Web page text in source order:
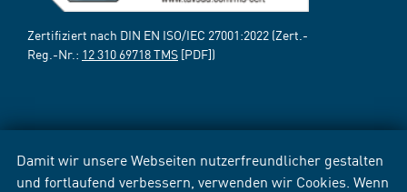
Damit wir unsere Webseiten nutzerfreundlicher gestalten
und fortlaufend verbessern, verwenden wir Cookies. Wenn
Zertifiziert nach DIN EN ISO/IEC 27001:2022 (Zert.-
Reg.-Nr.: 12 310 69718 TMS [PDF])